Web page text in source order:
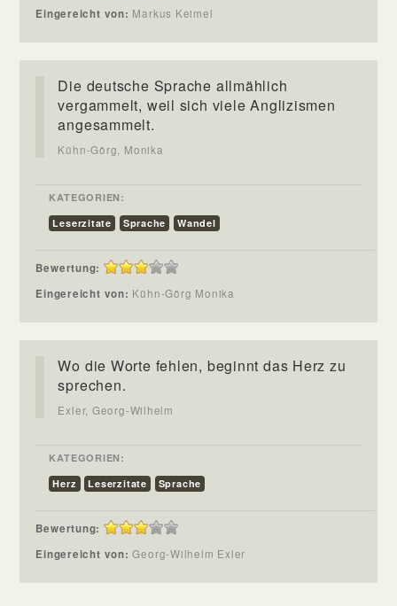
Eingereicht von: Markus Keimel
Die deutsche Sprache allmählich
vergammelt, weil sich viele Anglizismen
angesammelt.
Kühn-Görg, Monika
KATEGORIEN:
Leserzitate
Sprache Wandel
Bewertung:
Eingereicht von: Kühn-Görg Monika
Wo die Worte fehlen, beginnt das Herz zu
sprechen.
Exler, Georg-Wilhelm
KATEGORIEN:
Herz
Leserzitate Sprache
Bewertung:
Eingereicht von:Georg-Wilhelm Exler